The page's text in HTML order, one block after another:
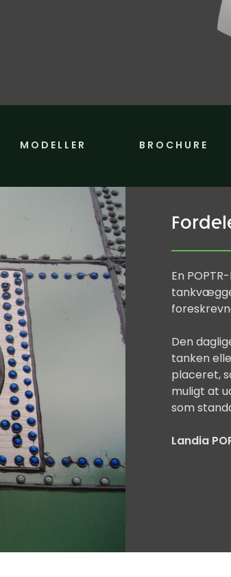
MODELLER BROCHURE
En
Den
tanken
placeret,
muligt at
som
Landia